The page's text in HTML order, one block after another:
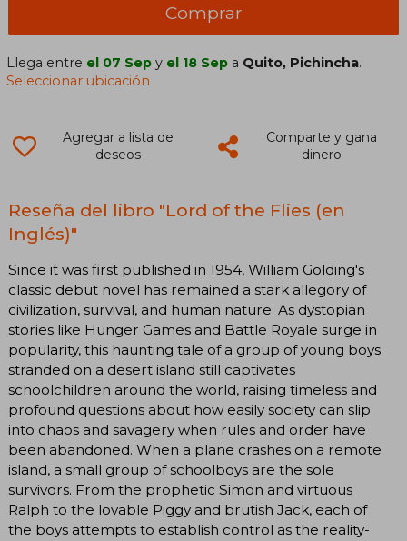
Comprar
Llega entre el 07 Sep y el 18 Sep a Quito, Pichincha.
Seleccionar ubicación
Agregar a lista de
deseos
Comparte y gana
dinero
Reseña del libro "Lord of the Flies (en
Inglés)"
Since it was first published in 1954, William Golding's
classic debut novel has remained a stark allegory of
civilization, survival, and human nature. As dystopian
stories like Hunger Games and Battle Royale surge in
popularity, this haunting tale of a group of young boys
stranded on a desert island still captivates
schoolchildren around the world, raising timeless and
profound questions about how easily society can slip
into chaos and savagery when rules and order have
been abandoned. When a plane crashes on a remote
island, a small group of schoolboys are the sole
survivors. From the prophetic Simon and virtuous
Ralph to the lovable Piggy and brutish Jack, each of
the boys attempts to establish control as the reality-